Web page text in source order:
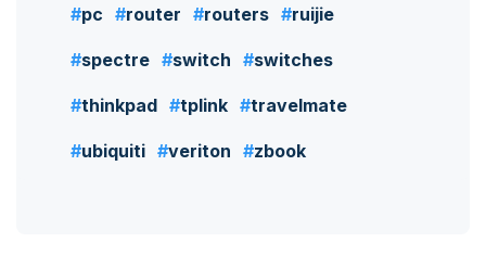
pc router routers ruijie
spectre switch switches
thinkpad tplink travelmate
ubiquiti veriton zbook